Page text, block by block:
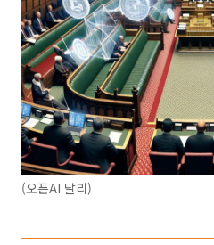
(오픈AI 달리)